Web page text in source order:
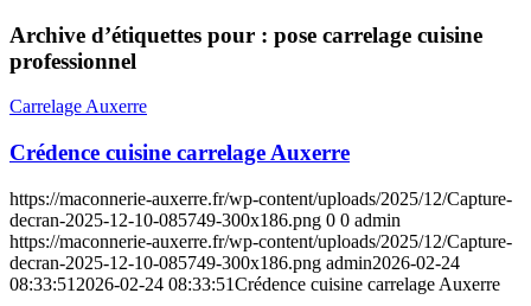
Archive d’étiquettes pour : pose carrelage cuisine
professionnel
Carrelage Auxerre
Crédence cuisine carrelage Auxerre
https://maconnerie-auxerre.fr/wp-content/uploads/2025/12/Capture-
decran-2025-12-10-085749-300x186.png 0 0 admin
https://maconnerie-auxerre.fr/wp-content/uploads/2025/12/Capture-
decran-2025-12-10-085749-300x186.png admin2026-02-24
08:33:51 2026-02-24 08:33:51Crédence cuisine carrelage Auxerre